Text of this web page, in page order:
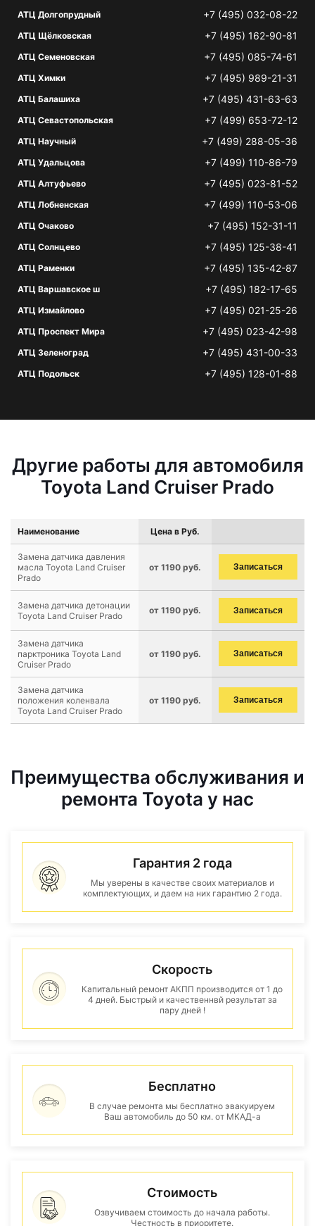
АТЦ Долгопрудный +7 (495) 032-08-22
АТЦ Щёлковская +7 (495) 162-90-81
АТЦ Семеновская +7 (495) 085-74-61
АТЦ Химки +7 (495) 989-21-31
АТЦ Балашиха +7 (495) 431-63-63
АТЦ Севастопольская +7 (499) 653-72-12
АТЦ Научный +7 (499) 288-05-36
АТЦ Удальцова +7 (499) 110-86-79
АТЦ Алтуфьево +7 (495) 023-81-52
АТЦ Лобненская +7 (499) 110-53-06
АТЦ Очаково +7 (495) 152-31-11
АТЦ Солнцево +7 (495) 125-38-41
АТЦ Раменки +7 (495) 135-42-87
АТЦ Варшавское ш +7 (495) 182-17-65
АТЦ Измайлово +7 (495) 021-25-26
АТЦ Проспект Мира +7 (495) 023-42-98
АТЦ Зеленоград +7 (495) 431-00-33
АТЦ Подольск +7 (495) 128-01-88
Другие работы для автомобиля
Toyota Land Cruiser Prado
Наименование Цена в Руб.
Замена датчика давления
масла Toyota Land Cruiser
Prado
от 1190 руб. Записаться
Замена датчика детонации
Toyota Land Cruiser Prado
от 1190 руб. Записаться
Замена датчика
парктроника Toyota Land
Cruiser Prado
от 1190 руб. Записаться
Замена датчика
положения коленвала
Toyota Land Cruiser Prado
от 1190 руб. Записаться
Преимущества обслуживания и
ремонта Toyota у нас
Гарантия 2 года
Мы уверены в качестве своих материалов и
комплектующих, и даем на них гарантию 2 года.
Скорость
Капитальный ремонт АКПП производится от 1 до
4 дней. Быстрый и качественнвй результат за
пару дней !
Бесплатно
В случае ремонта мы бесплатно эвакуируем
Ваш автомобиль до 50 км. от МКАД-а
Стоимость
Озвучиваем стоимость до начала работы.
Честность в приоритете.